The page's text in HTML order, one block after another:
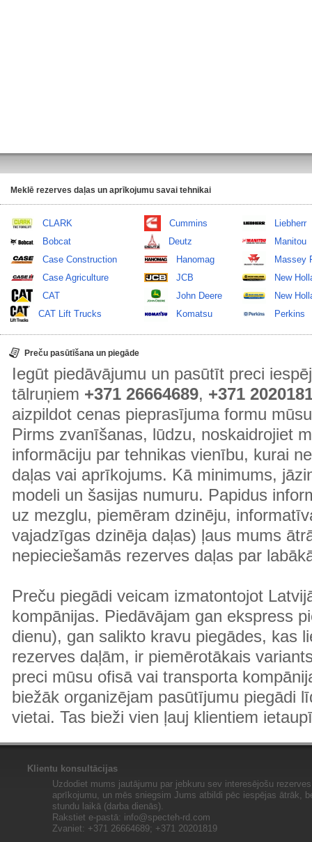
Meklē rezerves daļas un aprīkojumu savai tehnikai
CLARK
Bobcat
Case Construction
Case Agriculture
CAT
CAT Lift Trucks
Cummins
Deutz
Hanomag
JCB
John Deere
Komatsu
Liebherr
Manitou
Massey
New
New
Perkins
Preču pasūtīšana un piegāde
Iegūt piedāvājumu un pasūtīt preci
tālruņiem +371 26664689, +371
aizpildot cenas pieprasījuma formu
Pirms zvanīšanas, lūdzu, noskaidrojiet
informāciju par tehnikas vienību, kurai
daļas vai aprīkojums. Kā minimums,
modeli un šasijas numuru. Papidus
uz mezglu, piemēram dzinēju,
vajadzīgas dzinēja daļas) ļaus mums
nepieciešamās rezerves daļas par
Preču piegādi veicam izmatontojot
kompānijas. Piedāvājam gan ekspress
dienu), gan salikto kravu piegādes, kas
rezerves daļām, ir piemērotākais
preci mūsu ofisā vai transporta
biežāk organizējam pasūtījumu piegādi
vietai. Tas bieži vien ļauj klientiem
Klientu konsultācijas
Uzdodiet mums jautājumu par jebkuru sev interesējošu
aprīkojumu, un mēs sniegsim Jums atbildi pēc iespējas ātrāk,
stundu laikā (darba dienās).
Rakstiet e-pastā: info@specteh-rd.com
Zvaniet: +371 26664689; +371 20201819